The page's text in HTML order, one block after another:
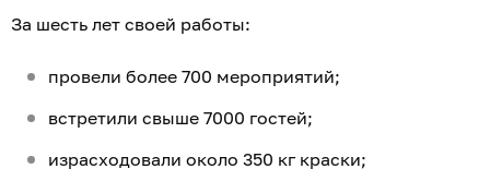
За шесть лет своей работы:
провели более 700 мероприятий;
встретили свыше 7000 гостей;
израсходовали около 350 кг краски;